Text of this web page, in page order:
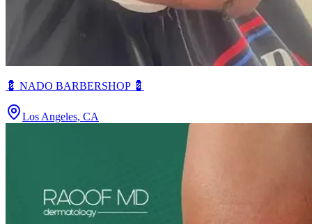
💈 NADO BARBERSHOP 💈
Los Angeles, CA